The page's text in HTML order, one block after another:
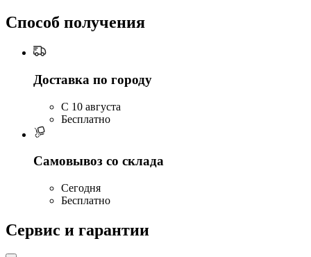
Способ получения
Доставка по городу
C 10 августа
Бесплатно
Самовывоз со склада
Сегодня
Бесплатно
Сервис и гарантии